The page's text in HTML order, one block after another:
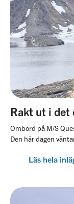
Rakt ut i det
Ombord på M/S
Den här dagen
Läs hela